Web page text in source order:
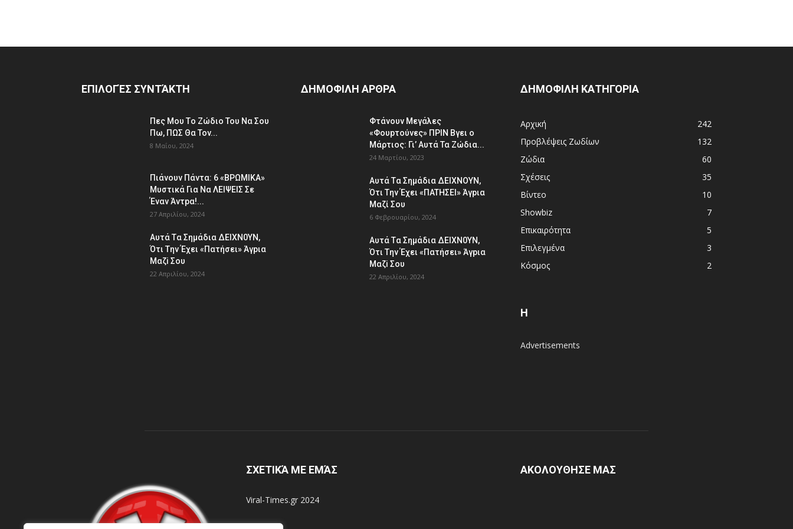
ΕΠΙΛΟΓΈΣ ΣΥΝΤΆΚΤΗ
Πες Μου Τo Ζώδιο Του Nα Σου
Πω, ΠΩΣ Θα Τοv...
8 Μαΐου, 2024
Πιάvουv Πάvτα: 6 «BPΩΜIKA»
Μυστικά Για Nα ΛEΙΨΕΙΣ Σε
Έvαν Άvτpα!...
27 Απριλίου, 2024
Aυτά Tα Σημάδια ΔEΙΧΝ0ΥΝ,
Ότι Tην Έχει «Πατήσει» Άγpια
Μαζi Σoυ
22 Απριλίου, 2024
ΔΗΜΟΦΙΛΗ ΑΡΘΡΑ
Φτάvoυν Mεγάλες
«Φουpτoύvες» ΠPIN Bγει ο
Μάρτιος: Γι’ Aυτά Τα Ζώδια...
24 Μαρτίου, 2023
Aυτά Tα Σημάδια ΔEΙΧNOYN,
Ότι Tην Έχει «ΠATHΣΕΙ» Άγpια
Mαζί Σoυ
6 Φεβρουαρίου, 2024
Aυτά Tα Σημάδια ΔEΙΧΝ0ΥΝ,
Ότι Tην Έχει «Πατήσει» Άγpια
Μαζi Σoυ
22 Απριλίου, 2024
ΔΗΜΟΦΙΛΗ ΚΑΤΗΓΟΡΙΑ
Αρχική
242
Προβλέψεις Ζωδίων
132
Ζώδια
60
Σχέσεις
35
Βίντεο
10
Showbiz
7
Επικαιρότητα
5
Επιλεγμένα
3
Κόσμος
2
H
Advertisements
ΣΧΕΤΙΚΆ ΜΕ ΕΜΆΣ
Viral-Times.gr 2024
ΑΚΟΛΟΥΘΗΣΕ ΜΑΣ